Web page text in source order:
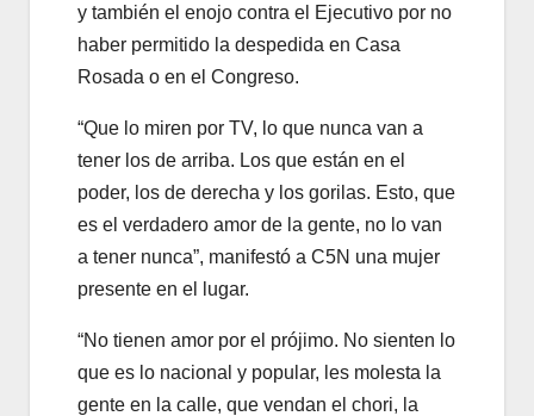
y también el enojo contra el Ejecutivo por no
haber permitido la despedida en Casa
Rosada o en el Congreso.
“Que lo miren por TV, lo que nunca van a
tener los de arriba. Los que están en el
poder, los de derecha y los gorilas. Esto, que
es el verdadero amor de la gente, no lo van
a tener nunca”, manifestó a C5N una mujer
presente en el lugar.
“No tienen amor por el prójimo. No sienten lo
que es lo nacional y popular, les molesta la
gente en la calle, que vendan el chori, la